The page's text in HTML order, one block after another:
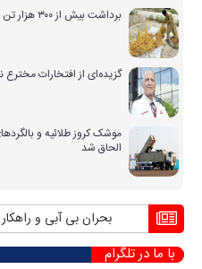
برداشت بیش از ۳۰۰ هزار تن خرما ازنخلستان‌های سیستان وبلوچستان
گزیده‌ای از افتخارات
موشک کروز طلائیه و
الحاق شد
بحران بی آبی و راهکار
با ما در تلگرام